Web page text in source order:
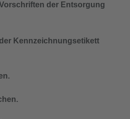
der Entsorgung
Kennzeichnungsetikett